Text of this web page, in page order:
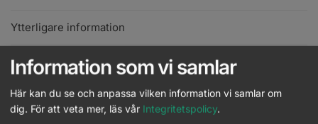
Ytterligare information
All 3 5 6 7 8 9
Igora Color 10 3-0 60 ml
Information som vi samlar
Här kan du se och anpassa vilken information vi samlar om
dig. För att veta mer, läs vår Integritetspolicy.